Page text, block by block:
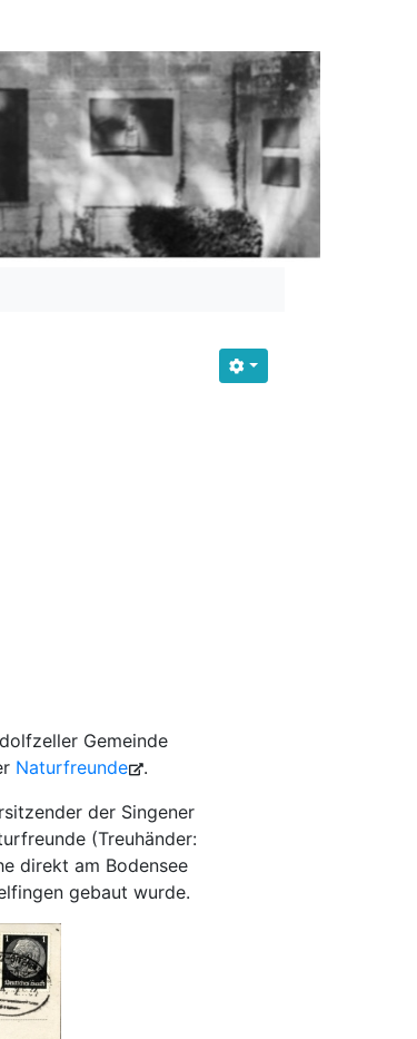
Gemeinde
Naturfreunde
.
der Singener
(Treuhänder:
direkt am Bodensee
gebaut wurde.